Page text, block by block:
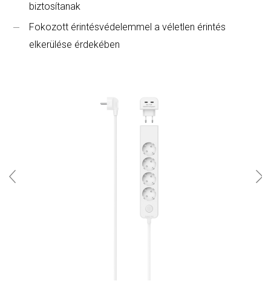
biztosítanak
Fokozott érintésvédelemmel a véletlen érintés
elkerülése érdekében